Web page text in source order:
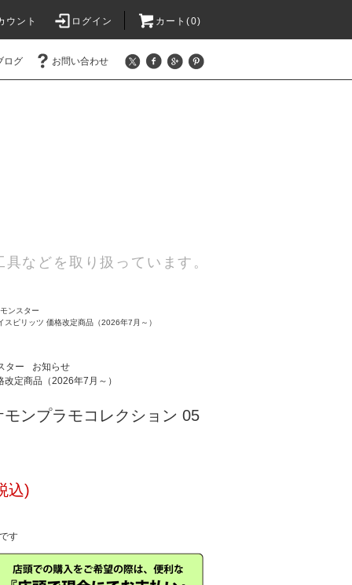
ウント ログイン カート(0)
ログ お問い合わせ
などを取り扱っています。
ンスター
スピリッツ 価格改定商品（2026年7月～）
ター
お知らせ
定商品（2026年7月～）
ンプラモコレクション 05
込)
す